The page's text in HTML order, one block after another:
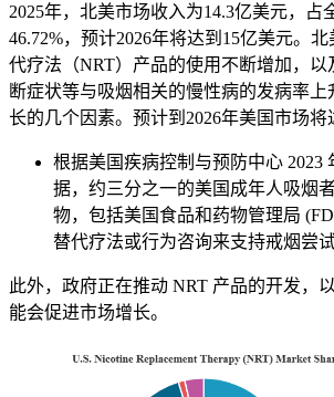
2025年，北美市场收入为14.3亿美元，占
46.72%，预计2026年将达到15亿美元。
代疗法（NRT）产品的使用不断增加，以
断症状等与吸烟相关的慢性病的发病率上
长的几个因素。预计到2026年美国市场将
根据美国疾病控制与预防中心 2023
据，约三分之一的美国成年人吸烟
物，包括美国食品和药物管理局
替代疗法或行为咨询来支持戒烟尝试
此外，政府正在推动 NRT 产品的开发，
能会促进市场增长。